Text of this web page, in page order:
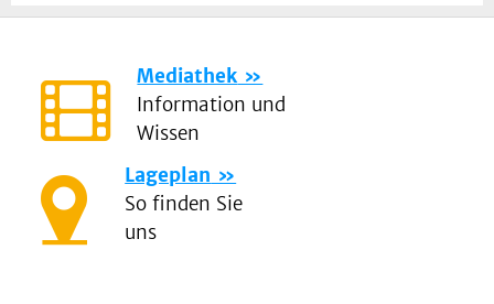
Mediathek
Information und
Wissen
Lageplan
So finden Sie
uns